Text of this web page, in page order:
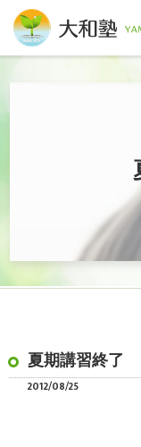
夏期講習終了
2012/08/25